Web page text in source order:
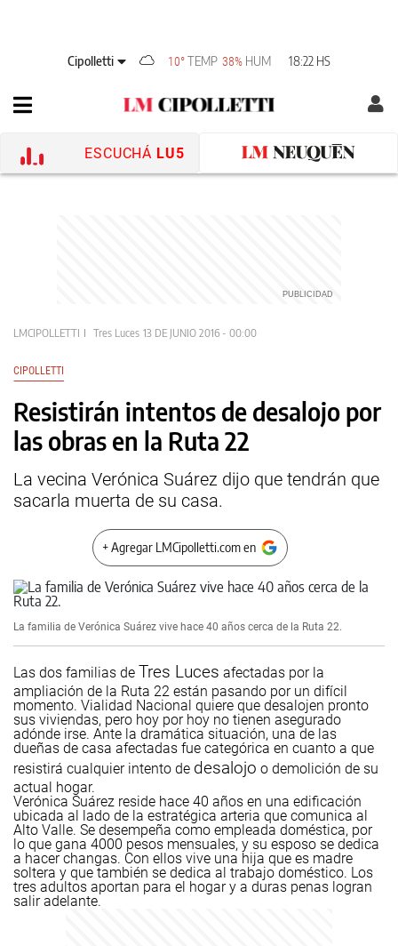
Cipolletti 10° TEMP 38% HUM 18:22 HS
ESCUCHÁ LU5
LMCIPOLLETTI Tres Luces 13 DE JUNIO 2016 - 00:00
CIPOLLETTI
Resistirán intentos de desalojo por
las obras en la Ruta 22
La vecina Verónica Suárez dijo que tendrán que
sacarla muerta de su casa.
+ Agregar LMCipolletti.com en
La familia de Verónica Suárez vive hace 40 años cerca de la Ruta 22.
Las dos familias de Tres Luces afectadas por la
ampliación de la Ruta 22 están pasando por un difícil
momento. Vialidad Nacional quiere que desalojen pronto
sus viviendas, pero hoy por hoy no tienen asegurado
adónde irse. Ante la dramática situación, una de las
dueñas de casa afectadas fue categórica en cuanto a que
resistirá cualquier intento de desalojo o demolición de su
actual hogar.
Verónica Suárez reside hace 40 años en una edificación
ubicada al lado de la estratégica arteria que comunica al
Alto Valle. Se desempeña como empleada doméstica, por
lo que gana 4000 pesos mensuales, y su esposo se dedica
a hacer changas. Con ellos vive una hija que es madre
soltera y que también se dedica al trabajo doméstico. Los
tres adultos aportan para el hogar y a duras penas logran
salir adelante.